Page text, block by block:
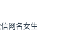
网名女生